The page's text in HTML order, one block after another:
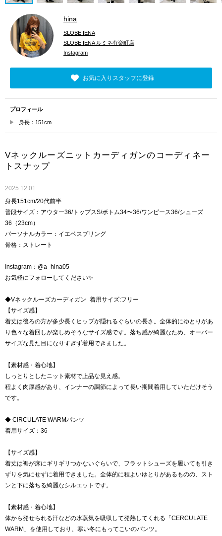
hina
SLOBE IENA
SLOBE IENA ルミネ有楽町店
Instagram
お気に入りスタッフに登録
プロフィール
身長：151cm
Vネックルーズニットカーディガンのコーディネー
トスナップ
2025.12.01
身長151cm/20代前半
普段サイズ：アウター36/トップスS/ボトム34〜36/ワンピース36/シューズ
36（23cm）
パーソナルカラー：イエベスプリング
骨格：ストレート
Instagram：@a_hina05
お気軽にフォローしてください✨
◆Vネックルーズカーディガン 着用サイズ:フリー
【サイズ感】
着丈は後ろの方が多少長くヒップが隠れるぐらいの長さ。全体的にゆとりがあ
り色々な着回しが楽しめそうなサイズ感です。落ち感が綺麗なため、オーバー
サイズな見た目になりすぎず着用できました。
【素材感・着心地】
しっとりとしたニット素材で上品な見え感。
程よく肉厚感があり、インナーの調節によって長い期間着用していただけそう
です。
◆ CIRCULATE WARMパンツ
着用サイズ：36
【サイズ感】
着丈は裾が床にギリギリつかないぐらいで、フラットシューズを履いても引き
ずりを気にせずに着用できました。全体的に程よいゆとりがあるものの、スト
ンと下に落ちる綺麗なシルエットです。
【素材感・着心地】
体から発せられる汗などの水蒸気を吸収して発熱してくれる「CERCULATE
WARM」を使用しており、寒い冬にもってこいのパンツ。